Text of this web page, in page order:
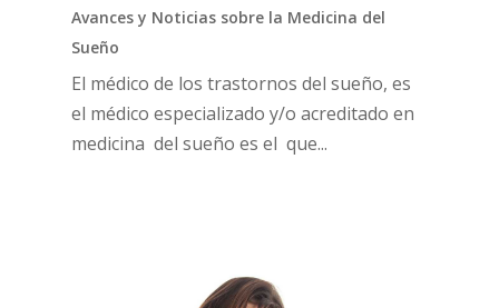
Avances y Noticias sobre la Medicina del
Sueño
El médico de los trastornos del sueño, es
el médico especializado y/o acreditado en
medicina del sueño es el que...